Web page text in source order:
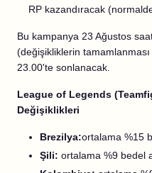
RP kazandıracak
Bu kampanya 23 Ağustos
(değişikliklerin
23.00'te sonlanacak.
League of Legends
Değişiklikleri
Brezilya:ortalama %15
Şili: ortalama %9 bedel